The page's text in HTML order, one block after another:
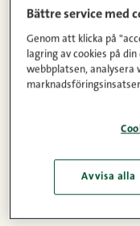
Ingredienser
Instruktioner
Passar utmärkt
Bättre service med
Genom att klicka på
lagring av cookies på
webbplatsen, analysera
Avvisa alla